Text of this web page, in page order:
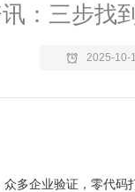
：三步找
2025-10-
众多企业验证，零代码